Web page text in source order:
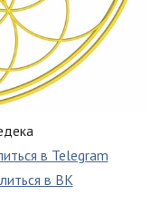
в Telegram
в ВК